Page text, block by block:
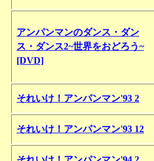
アンパンマンのダンス・ダン
ス・ダンス2~世界をおどろう~
[DVD]
それいけ！アンパンマン'93 2
それいけ！アンパンマン'93 12